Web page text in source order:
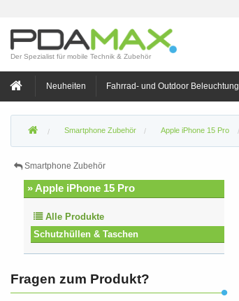
Der Spezialist für mobile Technik & Zubehör
Neuheiten Fahrrad- und Outdoor Beleuchtung
Smartphone Zubehör Apple iPhone 15 Pro
Smartphone Zubehör
» Apple iPhone 15 Pro
Alle Produkte
Schutzhüllen & Taschen
Fragen zum Produkt?